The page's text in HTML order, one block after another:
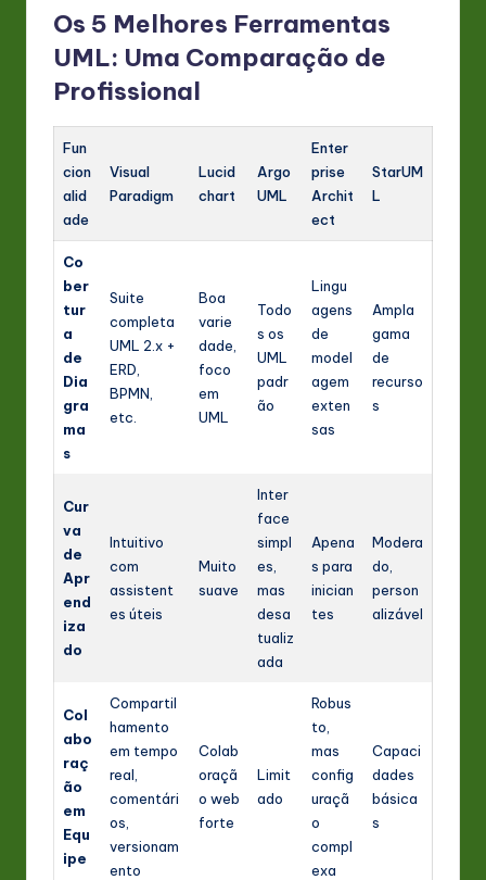
Os 5 Melhores Ferramentas
UML: Uma Comparação de
Profissional
Fun
cion
alid
ade
Visual
Paradigm
Lucid
chart
Argo
UML
Enter
prise
Archit
ect
StarUM
L
Co
ber
tur
a
de
Dia
gra
ma
s
Suite
completa
UML 2.x +
ERD,
BPMN,
etc.
Boa
varie
dade,
foco
em
UML
Todo
s os
UML
padr
ão
Lingu
agens
de
model
agem
exten
sas
Ampla
gama
de
recurso
s
Cur
va
de
Apr
end
iza
do
Intuitivo
com
assistent
es úteis
Muito
suave
Inter
face
simpl
es,
mas
desa
tualiz
ada
Apena
s para
inician
tes
Modera
do,
person
alizável
Col
abo
raç
ão
em
Equ
ipe
Compartil
hamento
em tempo
real,
comentári
os,
versionam
ento
Colab
oraçã
o web
forte
Limit
ado
Robus
to,
mas
config
uraçã
o
compl
exa
Capaci
dades
básica
s